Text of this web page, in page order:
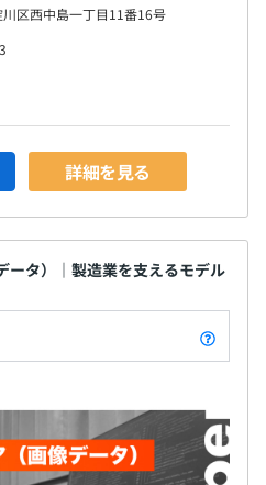
区西中島一丁目11番16号
詳細を見る
ータ）｜製造業を支えるモデル